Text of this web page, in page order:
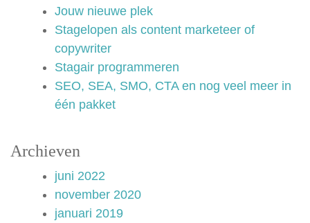
Jouw nieuwe plek
Stagelopen als content marketeer of
copywriter
Stagair programmeren
SEO, SEA, SMO, CTA en nog veel meer in
één pakket
Archieven
juni 2022
november 2020
januari 2019